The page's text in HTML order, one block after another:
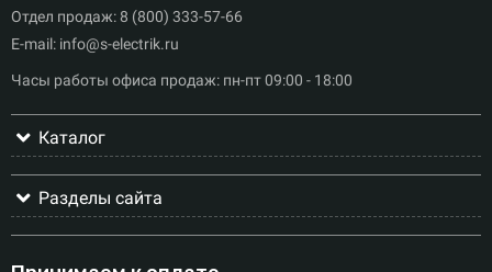
Отдел продаж: 8 (800) 333-57-66
E-mail: info@s-electrik.ru
Часы работы офиса продаж: пн-пт 09:00 - 18:00
Каталог
Разделы сайта